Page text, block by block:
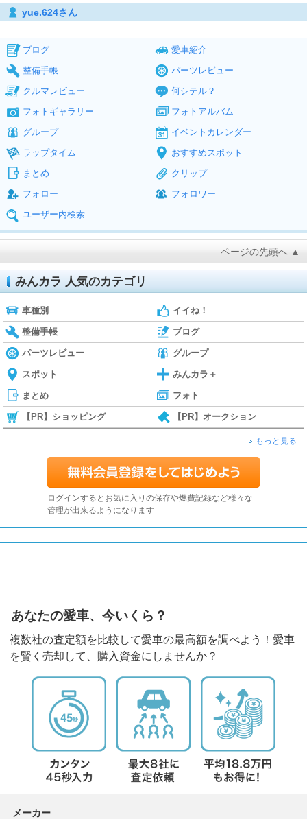
yue.624さん
ブログ
愛車紹介
整備手帳
パーツレビュー
クルマレビュー
何シテル？
フォトギャラリー
フォトアルバム
グループ
イベントカレンダー
ラップタイム
おすすめスポット
まとめ
クリップ
フォロー
フォロワー
ユーザー内検索
ページの先頭へ ▲
みんカラ 人気のカテゴリ
車種別 イイね！
整備手帳 ブログ
パーツレビュー グループ
スポット みんカラ＋
まとめ フォト
【PR】ショッピング 【PR】オークション
もっと見る
ログインするとお気に入りの保存や燃費記録など様々な
管理が出来るようになります
あなたの愛車、今いくら？
複数社の査定額を比較して愛車の最高額を調べよう！愛車
を賢く売却して、購入資金にしませんか？
メーカー